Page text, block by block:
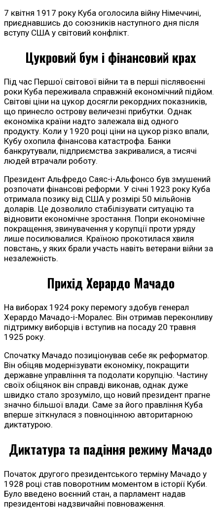
7 квітня 1917 року Куба оголосила війну Німеччині,
приєднавшись до союзників наступного дня після
вступу США у світовий конфлікт.
Цукровий бум і фінансовий крах
Під час Першої світової війни та в перші післявоєнні
роки Куба переживала справжній економічний підйом.
Світові ціни на цукор досягли рекордних показників,
що принесло острову величезні прибутки. Однак
економіка країни надто залежала від одного
продукту. Коли у 1920 році ціни на цукор різко впали,
Кубу охопила фінансова катастрофа. Банки
банкрутували, підприємства закривалися, а тисячі
людей втрачали роботу.
Президент Альфредо Саяс-і-Альфонсо був змушений
розпочати фінансові реформи. У січні 1923 року Куба
отримала позику від США у розмірі 50 мільйонів
доларів. Це дозволило стабілізувати ситуацію та
відновити економічне зростання. Попри економічне
покращення, звинувачення у корупції проти уряду
лише посилювалися. Країною прокотилася хвиля
повстань, у яких брали участь навіть ветерани війни за
незалежність.
Прихід Херардо Мачадо
На виборах 1924 року перемогу здобув генерал
Херардо Мачадо-і-Моралес. Він отримав переконливу
підтримку виборців і вступив на посаду 20 травня
1925 року.
Спочатку Мачадо позиціонував себе як реформатор.
Він обіцяв модернізувати економіку, покращити
державне управління та подолати корупцію. Частину
своїх обіцянок він справді виконав, однак дуже
швидко стало зрозуміло, що новий президент прагне
значно більшої влади. Саме за його правління Куба
вперше зіткнулася з повноцінною авторитарною
диктатурою.
Диктатура та падіння режиму Мачадо
Початок другого президентського терміну Мачадо у
1928 році став поворотним моментом в історії Куби.
Було введено воєнний стан, а парламент надав
президентові надзвичайні повноваження.